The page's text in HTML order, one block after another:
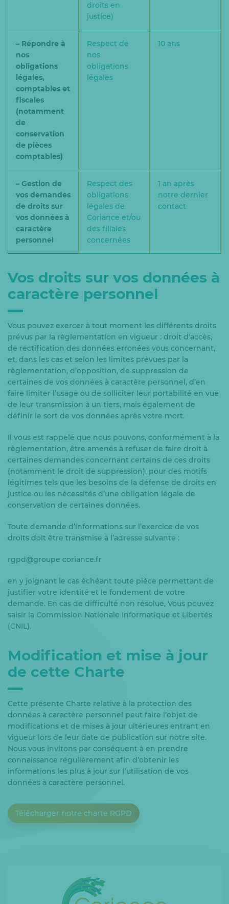
droits en
justice)
– Répondre à
nos
obligations
légales,
comptables et
fiscales
(notamment
de
conservation
de pièces
comptables)
Respect de
nos
obligations
légales
10 ans
– Gestion de
vos demandes
de droits sur
vos données à
caractère
personnel
Respect des
obligations
légales de
Coriance et/ou
des filiales
concernées
1 an après
notre dernier
contact
Vos droits sur vos données à
caractère personnel
Vous pouvez exercer à tout moment les différents droits
prévus par la règlementation en vigueur : droit d’accès,
de rectification des données erronées vous concernant,
et, dans les cas et selon les limites prévues par la
règlementation, d’opposition, de suppression de
certaines de vos données à caractère personnel, d’en
faire limiter l’usage ou de solliciter leur portabilité en vue
de leur transmission à un tiers, mais également de
définir le sort de vos données après votre mort.
Il vous est rappelé que nous pouvons, conformément à la
règlementation, être amenés à refuser de faire droit à
certaines demandes concernant certains de ces droits
(notamment le droit de suppression), pour des motifs
légitimes tels que les besoins de la défense de droits en
justice ou les nécessités d’une obligation légale de
conservation de certaines données.
Toute demande d’informations sur l’exercice de vos
droits doit être transmise à l’adresse suivante :
rgpd@groupe coriance.fr
en y joignant le cas échéant toute pièce permettant de
justifier votre identité et le fondement de votre
demande. En cas de difficulté non résolue, Vous pouvez
saisir la Commission Nationale Informatique et Libertés
(CNIL).
Modification et mise à jour
de cette Charte
Cette présente Charte relative à la protection des
données à caractère personnel peut faire l’objet de
modifications et de mises à jour ultérieures entrant en
vigueur lors de leur date de publication sur notre site.
Nous vous invitons par conséquent à en prendre
connaissance régulièrement afin d’obtenir les
informations les plus à jour sur l’utilisation de vos
données à caractère personnel.
Télécharger notre charte RGPD